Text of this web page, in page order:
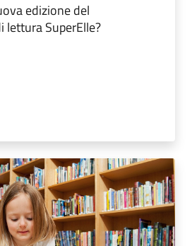
edizione del
lettura SuperElle?